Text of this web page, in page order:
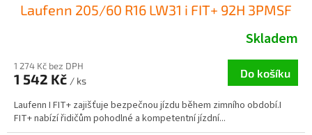
Laufenn 205/60 R16 LW31 i FIT+ 92H 3PMSF
Skladem
1 274 Kč bez DPH
1 542 Kč / ks
Do košíku
Laufenn I FIT+ zajišťuje bezpečnou jízdu během zimního období.I
FIT+ nabízí řidičům pohodlné a kompetentní jízdní...